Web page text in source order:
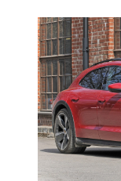
800
voltin
herkkua:
Porsche
Taycan